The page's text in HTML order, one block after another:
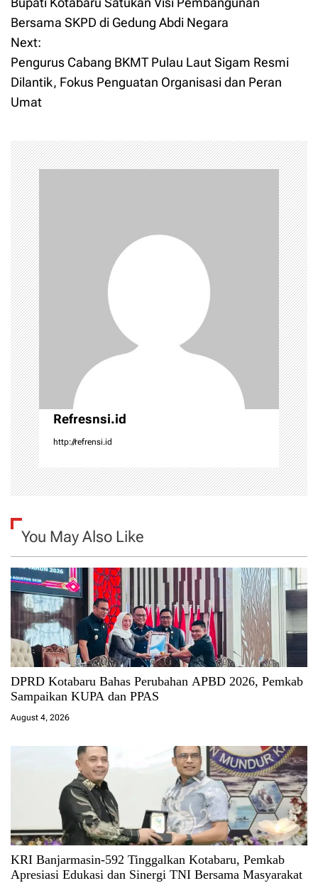
o
s
t
n
a
v
i
g
a
t
i
o
n
Bersama SKPD di Gedung Abdi Negara
Next:
Pengurus Cabang BKMT Pulau Laut Sigam Resmi
Dilantik, Fokus Penguatan Organisasi dan Peran
Umat
Refresnsi.id
http://refrensi.id
You May Also Like
DPRD Kotabaru Bahas Perubahan APBD 2026, Pemkab
Sampaikan KUPA dan PPAS
August 4, 2026
KRI Banjarmasin-592 Tinggalkan Kotabaru, Pemkab
Apresiasi Edukasi dan Sinergi TNI Bersama Masyarakat